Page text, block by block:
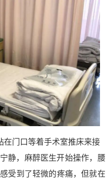
在门口等着手术室推床来接
静，麻醉医生开始操作，腰
受到了轻微的疼痛，但就在